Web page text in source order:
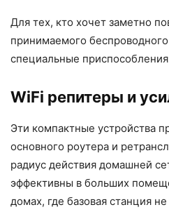
Для тех, кто хочет заметно
принимаемого
специальные
WiFi репитеры и
Эти компактные устройства
основного роутера и
радиус действия домашней
эффективны в больших
домах, где базовая станция